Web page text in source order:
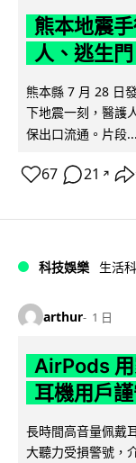
熊本地震
人、逃生
熊本縣 7 月 28 日
下地震一刻，醫護
保出口流通。片段...
67 21 ↗
科技娛樂 生活
arthur 1 日
AirPods
耳機用戶
長時間高音量佩戴
大聽力受損警號，